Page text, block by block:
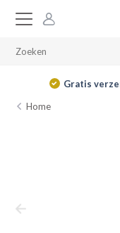
Gratis
Home